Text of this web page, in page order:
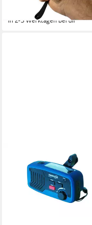
in 2-3 Werktagen bei dir